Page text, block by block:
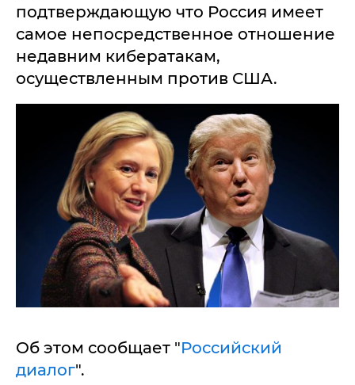
подтверждающую что Россия имеет
самое непосредственное отношение
недавним кибератакам,
осуществленным против США.
Об этом сообщает "Российский
диалог".